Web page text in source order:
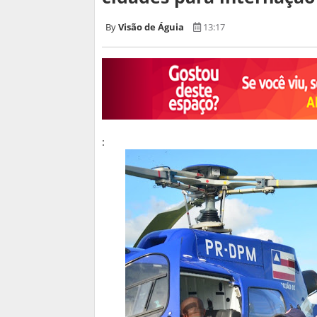
Visão de Águia 13:17
: